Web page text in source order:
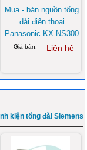
Mua - bán nguồn tổng
đài điện thoại
Panasonic KX-NS300
Giá bán: Liên hệ
kiện tổng đài Siemens